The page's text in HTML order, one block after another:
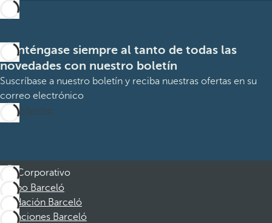
Manténgase siempre al tanto de todas las
novedades con nuestro boletín
Suscríbase a nuestro boletín y reciba nuestras ofertas en su
correo electrónico
Suscribirme
Corporativo
Grupo Barceló
Fundación Barceló
Vacaciones Barceló